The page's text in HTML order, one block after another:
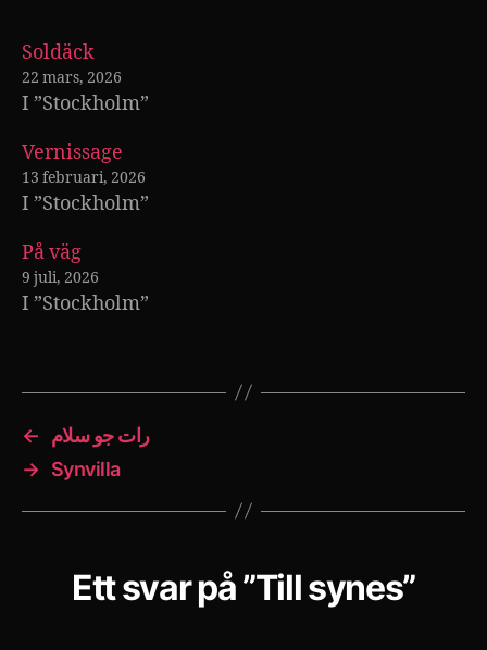
Soldäck
22 mars, 2026
I ”Stockholm”
Vernissage
13 februari, 2026
I ”Stockholm”
På väg
9 juli, 2026
I ”Stockholm”
←
رات جو سلام
→ Synvilla
Ett svar på ”Till synes”